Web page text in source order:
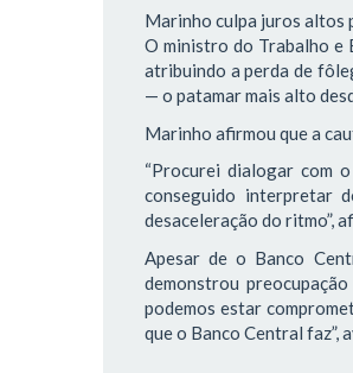
Marinho culpa juros altos
O ministro do Trabalho e
atribuindo a perda de
— o patamar mais alto
Marinho afirmou que a
“Procurei dialogar com
conseguido interpretar
desaceleração do ritmo”,
Apesar de o Banco
demonstrou
podemos estar
que o Banco Central faz”,